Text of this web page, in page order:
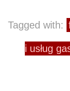
Tagged with:
i usług